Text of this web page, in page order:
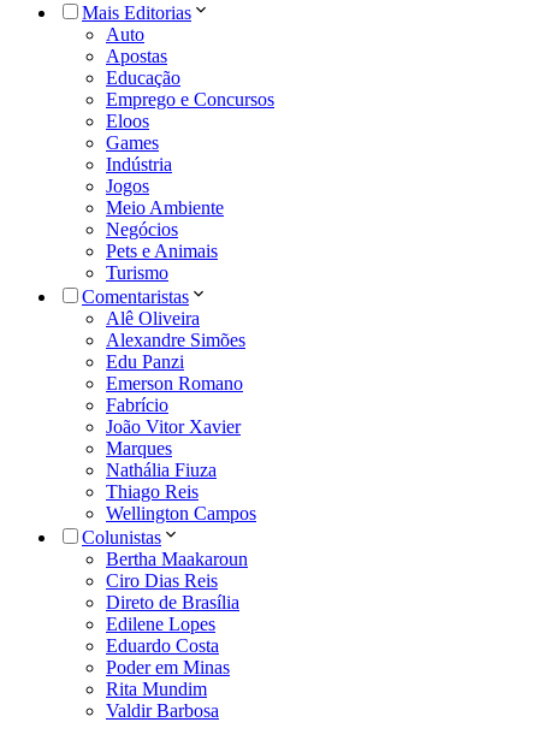
Mais Editorias
Auto
Apostas
Educação
Emprego e Concursos
Eloos
Games
Indústria
Jogos
Meio Ambiente
Negócios
Pets e Animais
Turismo
Comentaristas
Alê Oliveira
Alexandre Simões
Edu Panzi
Emerson Romano
Fabrício
João Vitor Xavier
Marques
Nathália Fiuza
Thiago Reis
Wellington Campos
Colunistas
Bertha Maakaroun
Ciro Dias Reis
Direto de Brasília
Edilene Lopes
Eduardo Costa
Poder em Minas
Rita Mundim
Valdir Barbosa